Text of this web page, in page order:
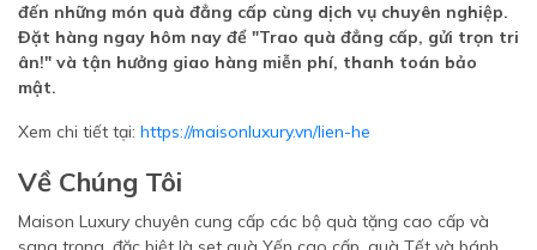
đến những món quà đẳng cấp cùng dịch vụ chuyên nghiệp.
Đặt hàng ngay hôm nay để "Trao quà đẳng cấp, gửi trọn tri
ân!" và tận hưởng giao hàng miễn phí, thanh toán bảo
mật.
Xem chi tiết tại: https://maisonluxury.vn/lien-he
Về Chúng Tôi
Maison Luxury chuyên cung cấp các bộ quà tặng cao cấp và